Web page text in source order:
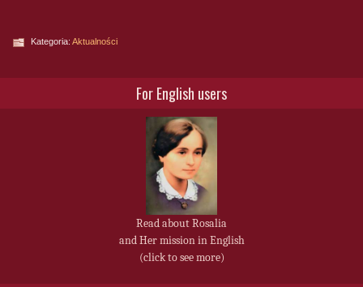
Kategoria: Aktualności
For English users
Read about Rosalia
and Her mission in English
(click to see more)